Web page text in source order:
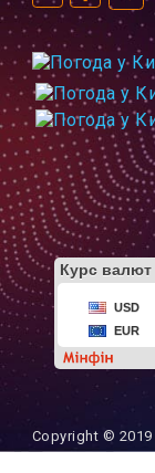
Copyright © 2019